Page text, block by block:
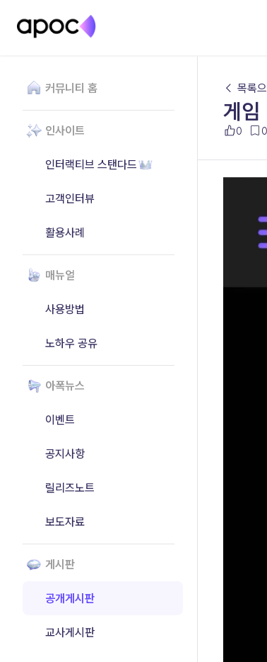
커뮤니티 홈
인사이트
인터랙티브 스탠다드
고객인터뷰
활용사례
매뉴얼
사용방법
노하우 공유
아폭뉴스
이벤트
공지사항
릴리즈노트
보도자료
게시판
공개게시판
교사게시판
← 목록으
게임
0 0